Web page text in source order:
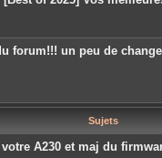
forum!!! un peu de
Sujets
A230 et maj du